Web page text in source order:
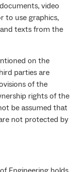
video
to use graphics,
texts from the
on the
parties are
of the
rights of the
be assumed that
not protected by